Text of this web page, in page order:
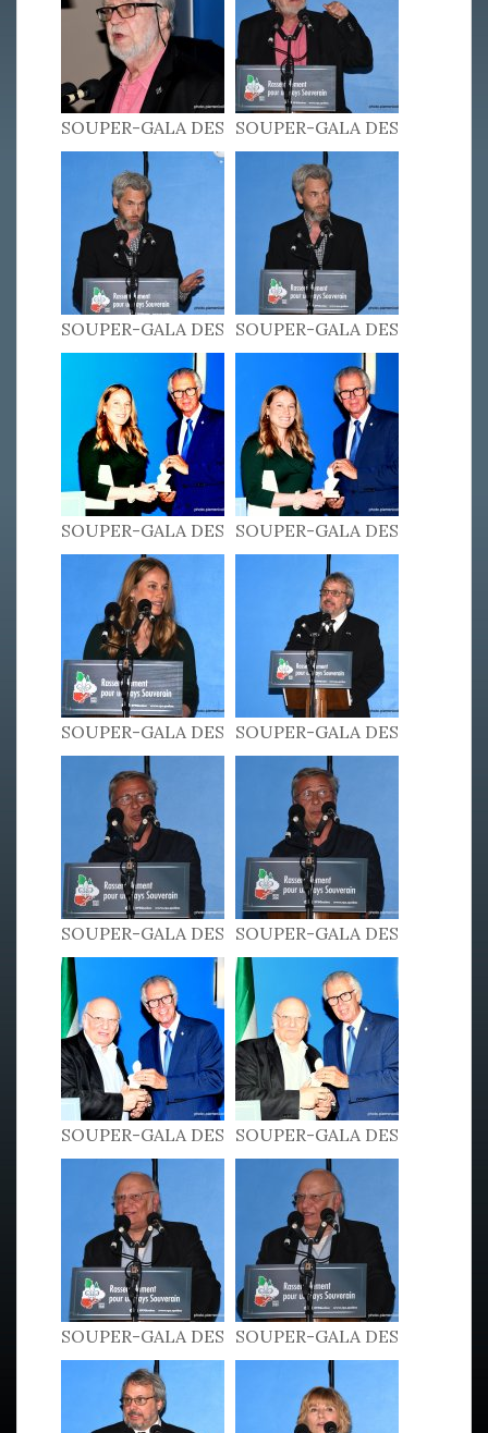
SOUPER-GALA DES
PATRIOTES 2022
SOUPER-GALA DES
PATRIOTES 2022
SOUPER-GALA DES
PATRIOTES 2022
SOUPER-GALA DES
PATRIOTES 2022
SOUPER-GALA DES
PATRIOTES 2022
SOUPER-GALA DES
PATRIOTES 2022
SOUPER-GALA DES
PATRIOTES 2022
SOUPER-GALA DES
PATRIOTES 2022
SOUPER-GALA DES
PATRIOTES 2022
SOUPER-GALA DES
PATRIOTES 2022
SOUPER-GALA DES
PATRIOTES 2022
SOUPER-GALA DES
PATRIOTES 2022
SOUPER-GALA DES
PATRIOTES 2022
SOUPER-GALA DES
PATRIOTES 2022